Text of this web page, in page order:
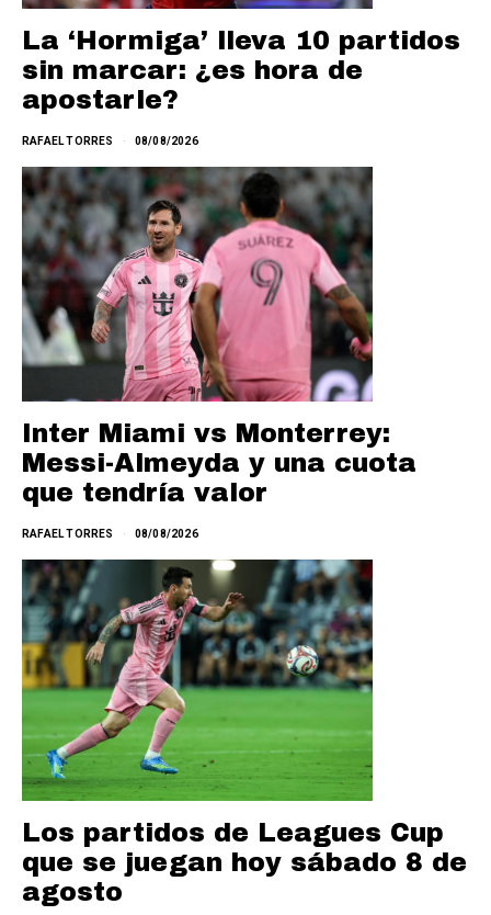
La ‘Hormiga’ lleva 10 partidos
sin marcar: ¿es hora de
apostarle?
RAFAEL TORRES 08/08/2026
Inter Miami vs Monterrey:
Messi-Almeyda y una cuota
que tendría valor
RAFAEL TORRES 08/08/2026
Los partidos de Leagues Cup
que se juegan hoy sábado 8 de
agosto